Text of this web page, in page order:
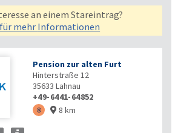
an einem Stareintrag?
mehrInformationen
Pension zur alten Furt
Hinterstraße 12
35633 Lahnau
+49-6441-64852
8  8 km